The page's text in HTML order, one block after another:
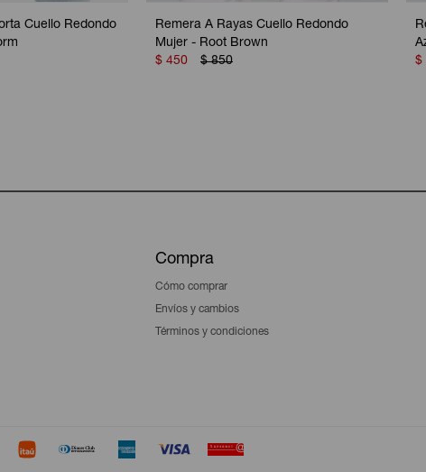
Cuello Redondo
Remera A Rayas Cuello Redondo
Mujer - Root Brown
$ 450 $ 850
$
Compra
Cómo comprar
Envíos y cambios
Términos y condiciones